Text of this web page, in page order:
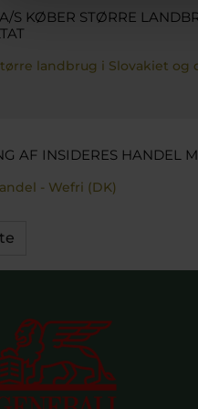
S KØBER STØRRE
landbrug i Slovakiet og
AF INSIDERES HANDEL
- Wefri (DK)